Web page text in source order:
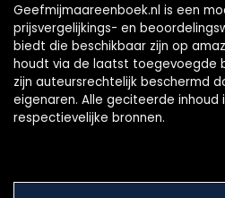
Geefmijmaareenboek.nl is een
prijsvergelijkings- en
biedt die beschikbaar zijn op
houdt via de laatst toegevoegde
zijn auteursrechtelijk beschermd
eigenaren. Alle geciteerde inhoud
respectievelijke bronnen.